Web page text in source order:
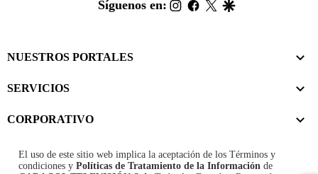
Síguenos en: instagram
facebook
twitter
NUESTROS PORTALES
SERVICIOS
CORPORATIVO
El uso de este sitio web implica la aceptación de los Términos y
condiciones y Políticas de Tratamiento de la Información de